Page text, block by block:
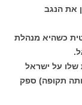
את הנגב
כשהיא מנהלת
שלו על ישראל
תקופה) ספק